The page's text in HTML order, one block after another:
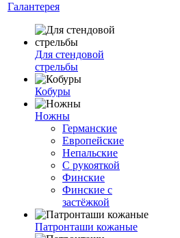
Галантерея
Для стендовой
стрельбы
Кобуры
Ножны
Германские
Европейские
Непальские
С рукояткой
Финские
Финские с
застёжкой
Патронташи кожаные